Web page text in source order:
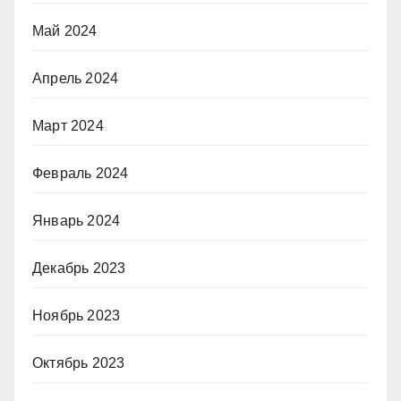
Май 2024
Апрель 2024
Март 2024
Февраль 2024
Январь 2024
Декабрь 2023
Ноябрь 2023
Октябрь 2023